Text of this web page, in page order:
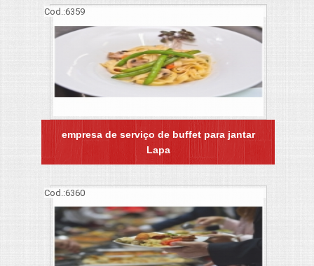
Cod.:6359
empresa de serviço de buffet para jantar
Lapa
Cod.:6360